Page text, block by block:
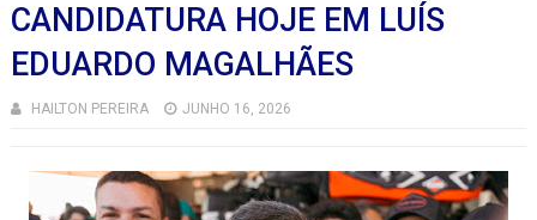
CANDIDATURA HOJE EM LUÍS
EDUARDO MAGALHÃES
HAILTON PEREIRA JUNHO 16, 2026